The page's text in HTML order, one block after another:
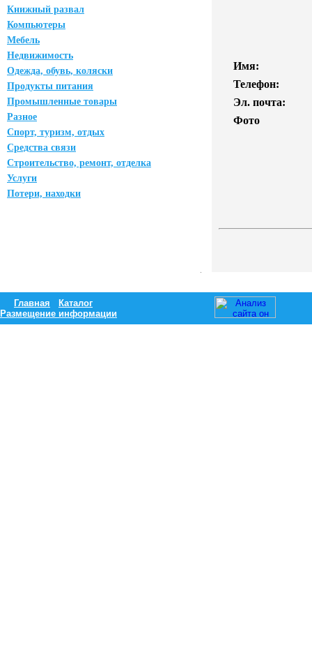
Книжный развал
Компьютеры
Мебель
Недвижимость
Одежда, обувь, коляски
Продукты питания
Промышленные товары
Разное
Спорт, туризм, отдых
Средства связи
Строительство, ремонт, отделка
Услуги
Потери, находки
Имя:
Телефон:
Эл. почта:
Фото
Главная
Каталог
Размещение информации